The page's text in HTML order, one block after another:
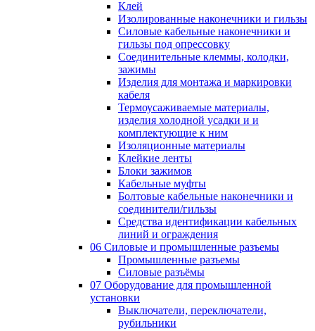
Клей
Изолированные наконечники и гильзы
Силовые кабельные наконечники и
гильзы под опрессовку
Соединительные клеммы, колодки,
зажимы
Изделия для монтажа и маркировки
кабеля
Термоусаживаемые материалы,
изделия холодной усадки и и
комплектующие к ним
Изоляционные материалы
Клейкие ленты
Блоки зажимов
Кабельные муфты
Болтовые кабельные наконечники и
соединители/гильзы
Средства идентификации кабельных
линий и ограждения
06 Силовые и промышленные разъемы
Промышленные разъемы
Силовые разъёмы
07 Оборудование для промышленной
установки
Выключатели, переключатели,
рубильники